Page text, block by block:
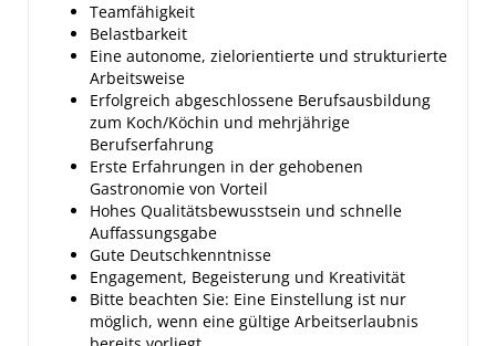
Teamfähigkeit
Belastbarkeit
Eine autonome, zielorientierte und strukturierte
Arbeitsweise
Erfolgreich abgeschlossene Berufsausbildung
zum Koch/Köchin und mehrjährige
Berufserfahrung
Erste Erfahrungen in der gehobenen
Gastronomie von Vorteil
Hohes Qualitätsbewusstsein und schnelle
Auffassungsgabe
Gute Deutschkenntnisse
Engagement, Begeisterung und Kreativität
Bitte beachten Sie: Eine Einstellung ist nur
möglich, wenn eine gültige Arbeitserlaubnis